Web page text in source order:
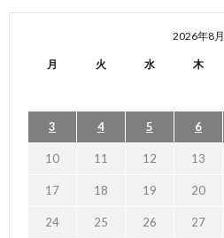
2026年8月
月 火 水 木
3 4 5 6
10 11 12 13
17 18 19 20
24 25 26 27